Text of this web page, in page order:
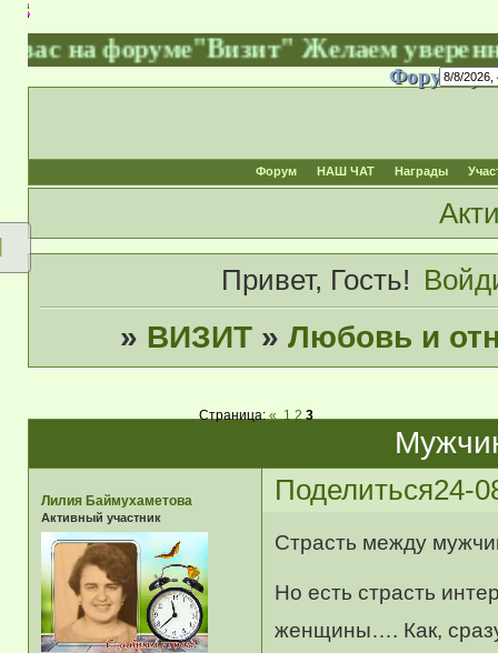
форуме"Визит" Желаем уверенности в
Форум
Форум НАШ ЧАТ Награды
Привет, Гость!
» ВИЗИТ » Любовь и
Страница: « 1 2 3
Поделиться24-
Лилия Баймухаметова
Активный участник
Страсть между
Но есть страсть
женщины…. Как,